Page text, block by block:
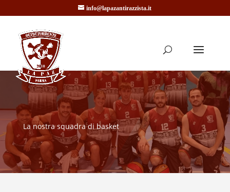
info@lapazantirazzista.it
La nostra squadra di basket